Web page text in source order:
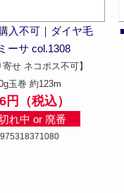
入不可｜ダイヤ毛
ーサ col.1308
寄せ ネコポス不可】
玉巻 約123m
円（税込）
れ中 or 廃番